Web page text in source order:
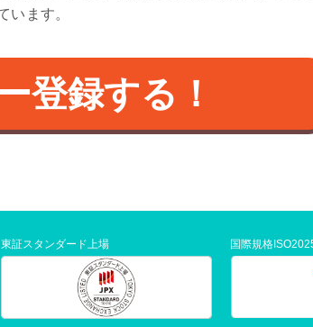
います。
登録する！
東証スタンダード上場 国際規格